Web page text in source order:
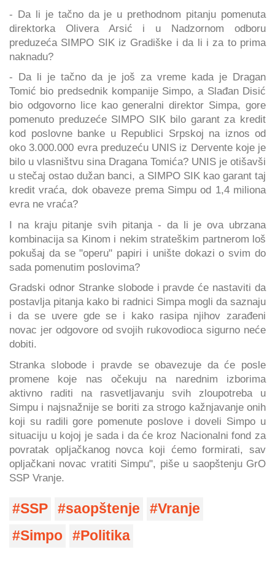
- Da li je tačno da je u prethodnom pitanju pomenuta
direktorka Olivera Arsić i u Nadzornom odboru
preduzeća SIMPO SIK iz Gradiške i da li i za to prima
naknadu?
- Da li je tačno da je još za vreme kada je Dragan
Tomić bio predsednik kompanije Simpo, a Slađan Disić
bio odgovorno lice kao generalni direktor Simpa, gore
pomenuto preduzeće SIMPO SIK bilo garant za kredit
kod poslovne banke u Republici Srpskoj na iznos od
oko 3.000.000 evra preduzeću UNIS iz Dervente koje je
bilo u vlasništvu sina Dragana Tomića? UNIS je otišavši
u stečaj ostao dužan banci, a SIMPO SIK kao garant taj
kredit vraća, dok obaveze prema Simpu od 1,4 miliona
evra ne vraća?
I na kraju pitanje svih pitanja - da li je ova ubrzana
kombinacija sa Kinom i nekim strateškim partnerom loš
pokušaj da se "operu" papiri i unište dokazi o svim do
sada pomenutim poslovima?
Gradski odnor Stranke slobode i pravde će nastaviti da
postavlja pitanja kako bi radnici Simpa mogli da saznaju
i da se uvere gde se i kako rasipa njihov zarađeni
novac jer odgovore od svojih rukovodioca sigurno neće
dobiti.
Stranka slobode i pravde se obavezuje da će posle
promene koje nas očekuju na narednim izborima
aktivno raditi na rasvetljavanju svih zloupotreba u
Simpu i najsnažnije se boriti za strogo kažnjavanje onih
koji su radili gore pomenute poslove i doveli Simpo u
situaciju u kojoj je sada i da će kroz Nacionalni fond za
povratak opljačkanog novca koji ćemo formirati, sav
opljačkani novac vratiti Simpu", piše u saopštenju GrO
SSP Vranje.
SSP saopštenje
Vranje
Simpo
Politika